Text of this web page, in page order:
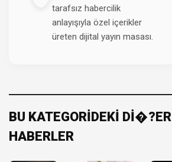
tarafsız habercilik
anlayışıyla özel içerikler
üreten dijital yayın masası.
BU KATEGORİDEKİ Dİ�?ER
HABERLER